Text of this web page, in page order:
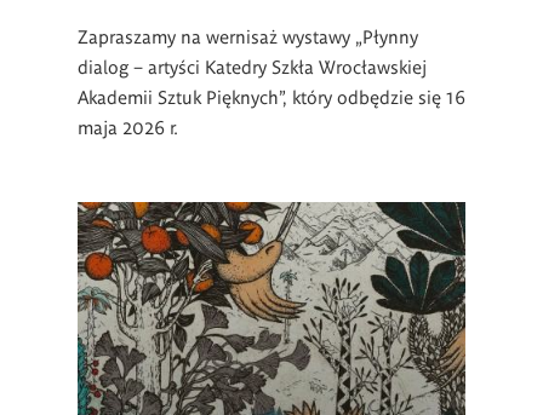
Zapraszamy na wernisaż wystawy „Płynny
dialog – artyści Katedry Szkła Wrocławskiej
Akademii Sztuk Pięknych”, który odbędzie się 16
maja 2026 r.